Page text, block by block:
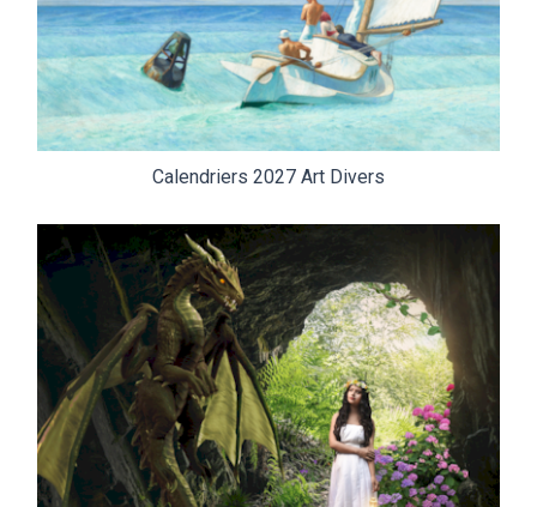
Calendriers 2027 Art Divers